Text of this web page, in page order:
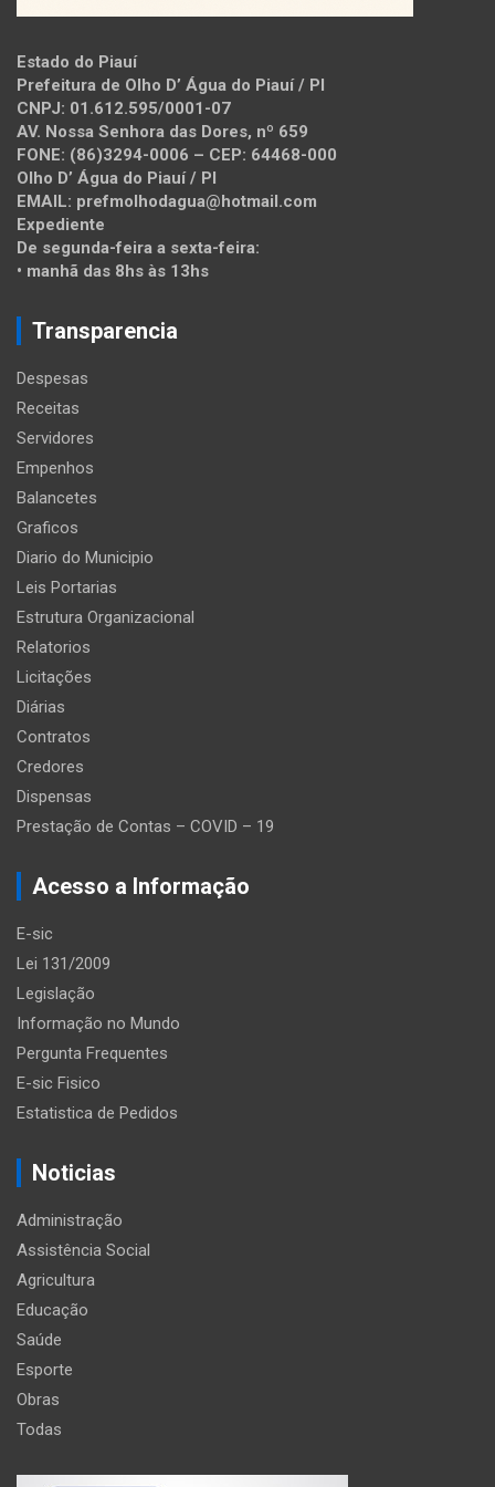
Estado do Piauí
Prefeitura de Olho D’ Água do Piauí / PI
CNPJ: 01.612.595/0001-07
AV. Nossa Senhora das Dores, nº 659
FONE: (86)3294-0006 – CEP: 64468-000
Olho D’ Água do Piauí / PI
EMAIL: prefmolhodagua@hotmail.com
Expediente
De segunda-feira a sexta-feira:
• manhã das 8hs às 13hs
Transparencia
Despesas
Receitas
Servidores
Empenhos
Balancetes
Graficos
Diario do Municipio
Leis Portarias
Estrutura Organizacional
Relatorios
Licitações
Diárias
Contratos
Credores
Dispensas
Prestação de Contas – COVID – 19
Acesso a Informação
E-sic
Lei 131/2009
Legislação
Informação no Mundo
Pergunta Frequentes
E-sic Fisico
Estatistica de Pedidos
Noticias
Administração
Assistência Social
Agricultura
Educação
Saúde
Esporte
Obras
Todas